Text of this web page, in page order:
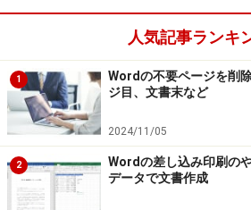
人気記事ランキ
1
Wordの不要ページを削
ジ目、文書末など
2024/11/05
2
Wordの差し込み印刷の
データで文書作成